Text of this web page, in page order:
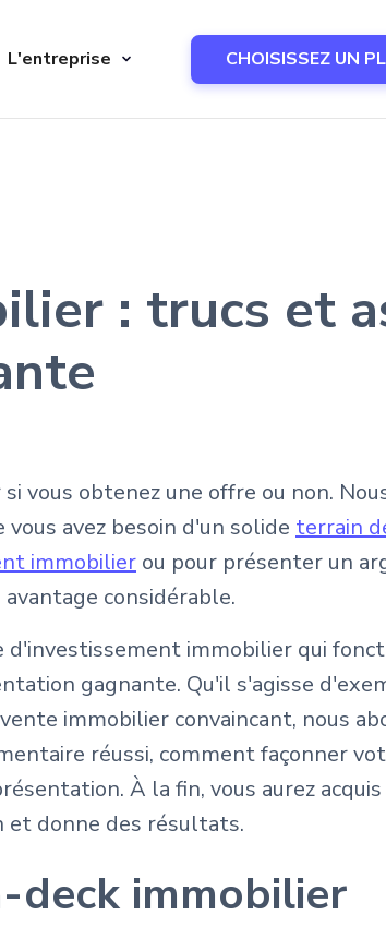
L'entreprise CHOISISSEZ UN
: trucs et
vous obtenez une offre ou non.
avez besoin d'un solide terrain
immobilier ou pour présenter un
considérable.
immobilier qui
gagnante. Qu'il s'agisse
immobilier convaincant, nous
réussi, comment façonner
À la fin, vous aurez
et donne des résultats.
deck immobilier